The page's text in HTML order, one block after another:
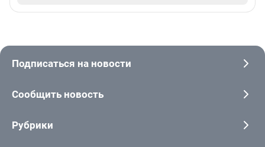
Подписаться на новости
Сообщить новость
Рубрики